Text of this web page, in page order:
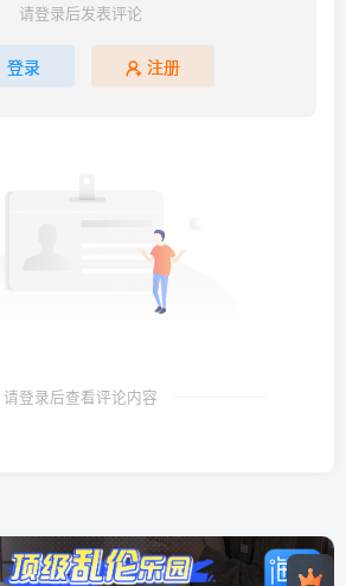
请登录后发表评论
登录 注册
请登录后查看评论内容